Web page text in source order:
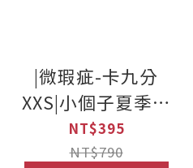
|微瑕疵-卡九分
XXS|小個子夏季直
筒西裝寬褲XXS-
L(2色)(九分/長款)
NT$395
NT$790